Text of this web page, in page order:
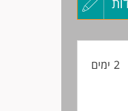
2 ימים